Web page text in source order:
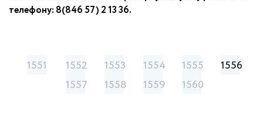
телефону: 8(846 57) 2 13 36.
1551 1552 1553 1554 1555
1556
1557
1558 1559 1560